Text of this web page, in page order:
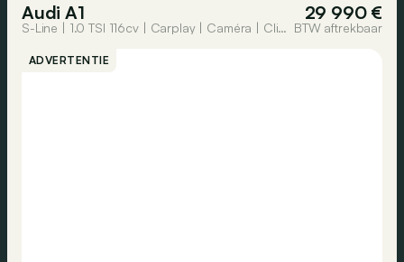
Audi A1 29 990 €
S-Line | 1.0 TSI 116cv | Carplay | Caméra | Clim auto | Virtual Cockpit BTW aftrekbaar
ADVERTENTIE